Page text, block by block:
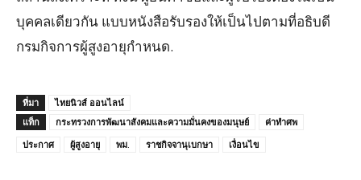
บุคคลเดียวกัน แบบหนังสือรับรองให้เป็นไปตามที่อธิบดี
กรมกิจการผู้สูงอายุกําหนด.
ที่มา
ไทยนิวส์ ออนไลน์
แท็ก
กระทรวงการพัฒนาสังคมและความมั่นคงของมนุษย์
ค่าทำศพ
ประกาศ
ผู้สูงอายุ พม. ราชกิจจานุเบกษา เงื่อนไข